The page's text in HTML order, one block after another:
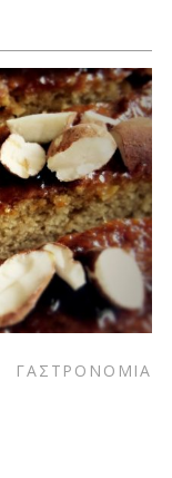
ΓΑΣΤΡΟΝΟΜΙΑ